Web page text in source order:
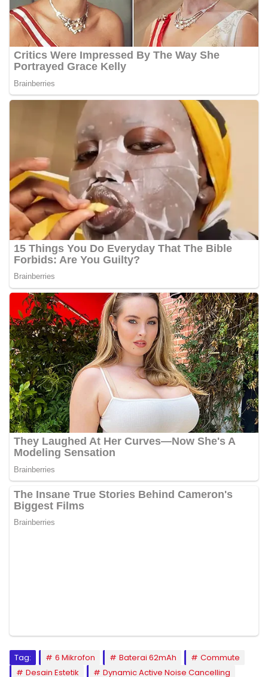
Tag: 6 Mikrofon Baterai 62mAh
Commute
Desain Estetik
Dynamic Active Noise Cancelling